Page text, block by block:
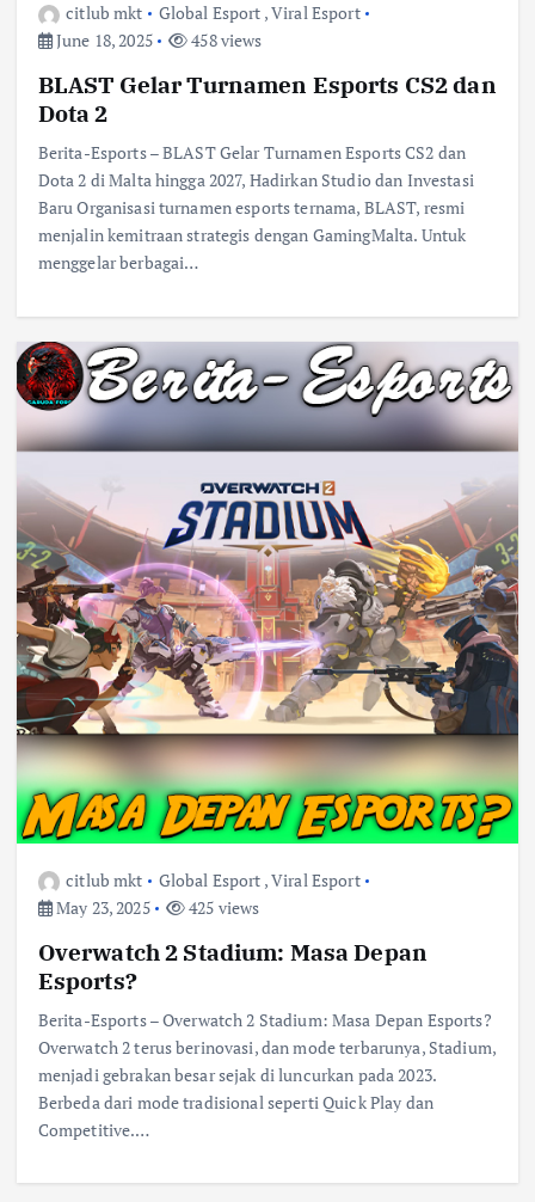
citlub mkt Global Esport ,Viral Esport
June 18, 2025
458 views
BLAST Gelar Turnamen Esports CS2 dan
Dota 2
Berita-Esports – BLAST Gelar Turnamen Esports CS2 dan
Dota 2 di Malta hingga 2027, Hadirkan Studio dan Investasi
Baru Organisasi turnamen esports ternama, BLAST, resmi
menjalin kemitraan strategis dengan GamingMalta. Untuk
menggelar berbagai…
citlub mkt Global Esport ,Viral Esport
May 23, 2025
425 views
Overwatch 2 Stadium: Masa Depan
Esports?
Berita-Esports – Overwatch 2 Stadium: Masa Depan Esports?
Overwatch 2 terus berinovasi, dan mode terbarunya, Stadium,
menjadi gebrakan besar sejak di luncurkan pada 2023.
Berbeda dari mode tradisional seperti Quick Play dan
Competitive.…